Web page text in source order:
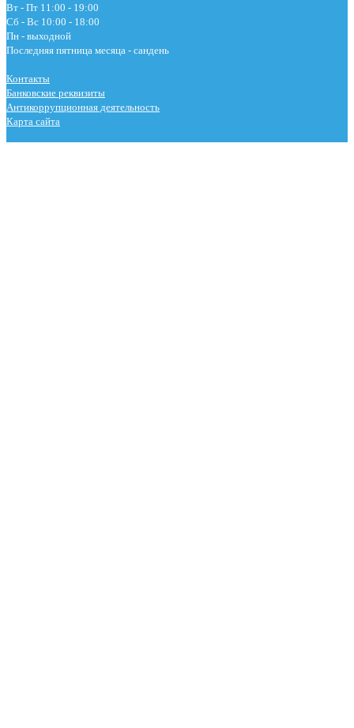
Вт - Пт 11:00 - 19:00
Сб - Вс 10:00 - 18:00
Пн - выходной
Последняя пятница месяца - сандень
Контакты
Банковские реквизиты
Антикоррупционная деятельность
Карта сайта